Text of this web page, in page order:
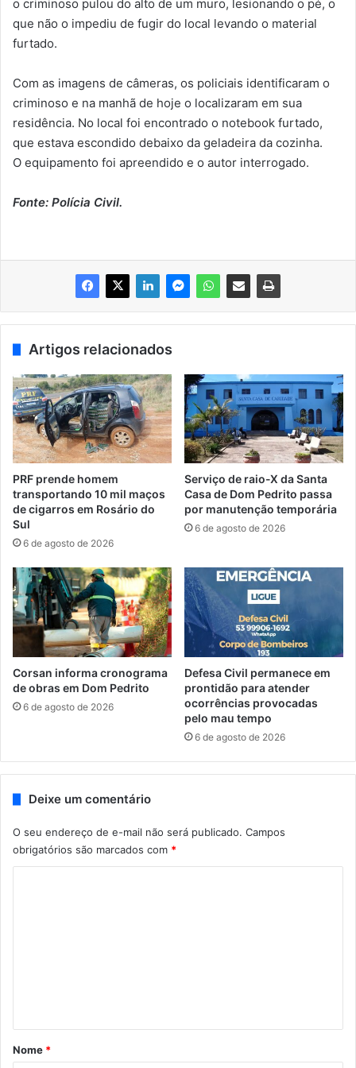
o criminoso pulou do alto de um muro, lesionando o pé, o
que não o impediu de fugir do local levando o material
furtado.
Com as imagens de câmeras, os policiais identificaram o
criminoso e na manhã de hoje o localizaram em sua
residência. No local foi encontrado o notebook furtado,
que estava escondido debaixo da geladeira da cozinha.
O equipamento foi apreendido e o autor interrogado.
Fonte: Polícia Civil.
Artigos relacionados
PRF prende homem
transportando 10 mil maços
de cigarros em Rosário do
Sul
6 de agosto de 2026
Serviço de raio-X da Santa
Casa de Dom Pedrito passa
por manutenção temporária
6 de agosto de 2026
Corsan informa cronograma
de obras em Dom Pedrito
6 de agosto de 2026
Defesa Civil permanece em
prontidão para atender
ocorrências provocadas
pelo mau tempo
6 de agosto de 2026
Deixe um comentário
O seu endereço de e-mail não será publicado. Campos
obrigatórios são marcados com *
r
Nome *